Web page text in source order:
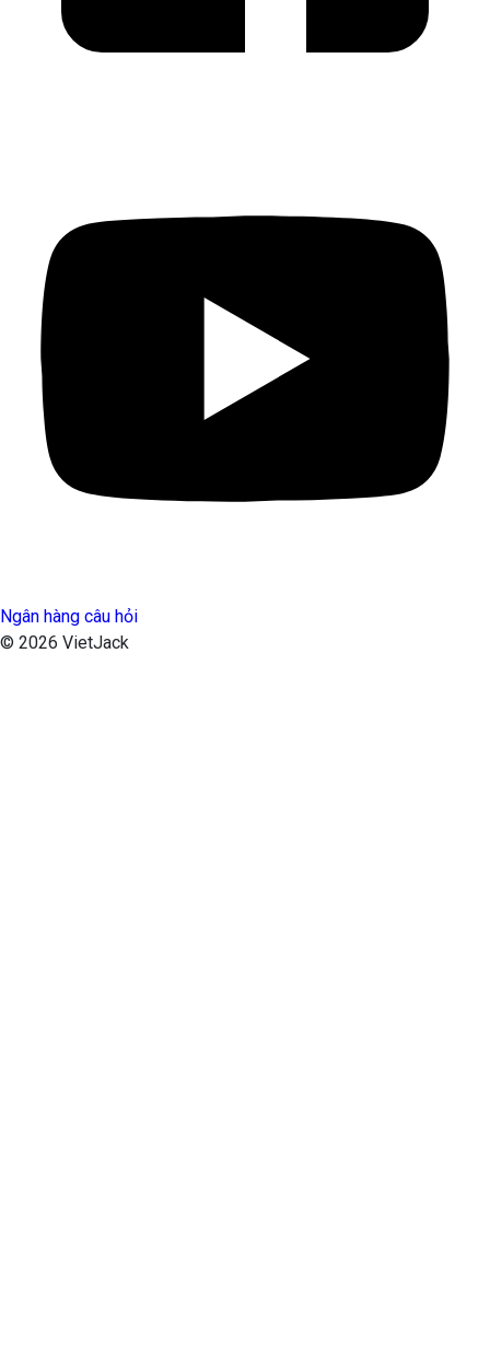
Ngân hàng câu hỏi
© 2026 VietJack